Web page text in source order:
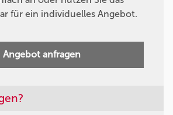
für ein individuelles Angebot.
Angebot anfragen